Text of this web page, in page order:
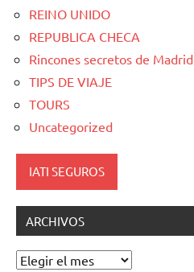
REINO UNIDO
REPUBLICA CHECA
Rincones secretos de Madrid
TIPS DE VIAJE
TOURS
Uncategorized
IATI SEGUROS
ARCHIVOS
Archivos